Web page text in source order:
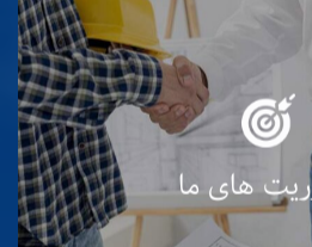
کاران با تاکید بر نگرش
بهینه سازی مستمر در
ارائه خدمات، ارتقاء‌ کیفیت از
و اجرای پروژه و سیستم های
محیط زیست و صیانت از
و شرکت کارکنان، در خصوص
های ما